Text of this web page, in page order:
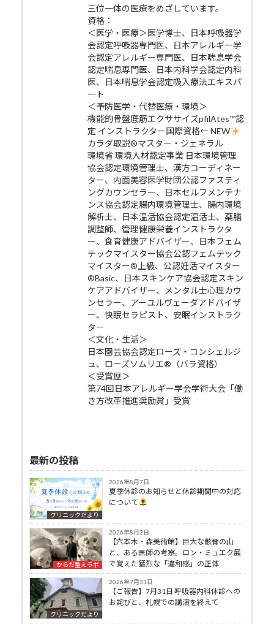
三位一体の医療をめざしています。
資格：
＜医学・医療＞医学博士、日本呼吸器学
会認定呼吸器専門医、日本アレルギー学
会認定アレルギー専門医、日本喘息学会
認定喘息専門医、日本内科学会認定内科
医、日本喘息学会認定吸入療法エキスパ
ート
＜予防医学・代替医療・環境＞
機能的骨盤底筋エクササイズpfilAtes™認
定 インストラクター国際資格← NEW
カラダ取説®マスター・ジェネラル
環境省 環境人材認定事業 日本環境管理
協会認定環境管理士、漢方コーディネー
ター、内面美容医学財団公認ファスティ
ングカウンセラー、日本セルフメンテナ
ンス協会認定腸内環境管理士、腸内環境
解析士、日本温活協会認定温活士、薬膳
調整師、管理健康栄養インストラクタ
ー、食育健康アドバイザー、日本フェム
テックマイスター協会公認フェムテック
マイスター®上級、公認妊活マイスター
®Basic、日本スキンケア協会認定スキン
ケアアドバイザー、メンタル士心理カウ
ンセラー、アーユルヴェーダアドバイザ
ー、快眠セラピスト、安眠インストラク
ター
＜文化・生活＞
日本園芸協会認定ローズ・コンシェルジ
ュ、ローズソムリエ®（バラ資格）
＜受賞歴＞
第74回日本アレルギー学会学術大会「働
き方改革推進奨励賞」受賞
最新の投稿
クリニックだより
2026年8月7日
夏季休診のお知らせと休診期間中の対応
について
からだ整えラボ
2026年8月2日
【六本木・森美術館】巨大な骸骨の山
と、ある医師の考察。ロン・ミュエク展
で覚えた猛烈な「違和感」の正体
クリニックだより
2026年7月31日
【ご報告】7月31日 呼吸器内科休診への
お詫びと、札幌での講演を終えて